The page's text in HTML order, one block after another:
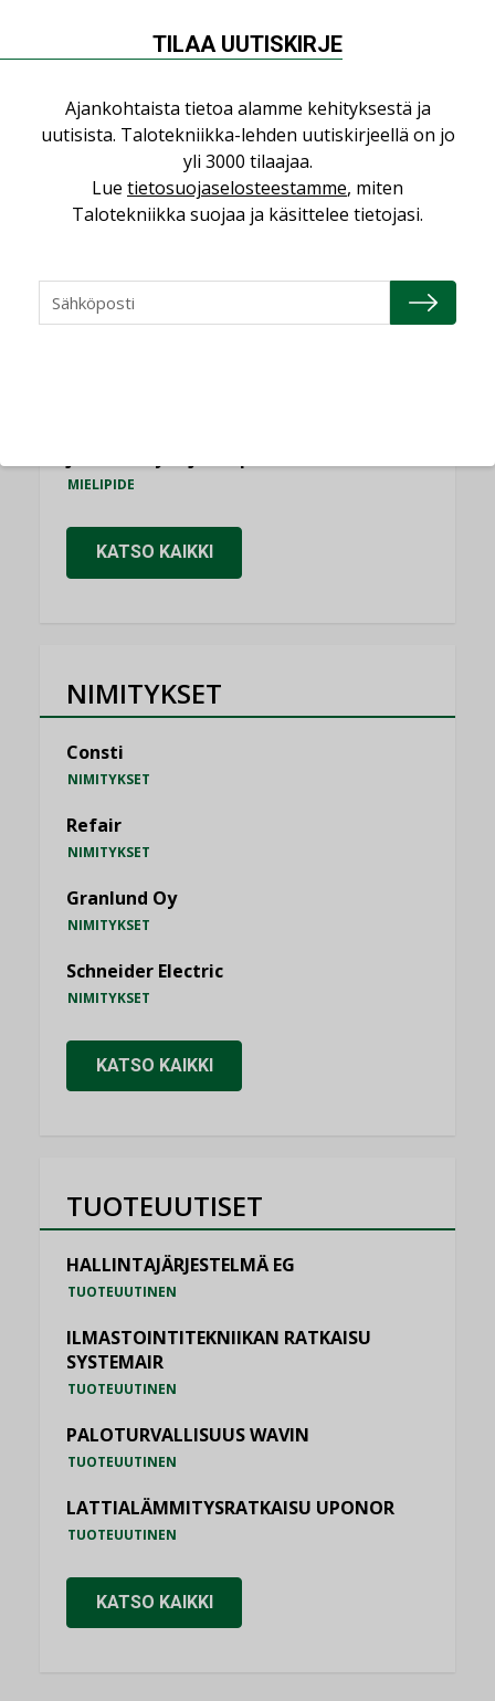
KOLUMNI
Sähköistäminen säästää euroja
KOLUMNI
MIELIPIDE
KATSO KAIKKI
NIMITYKSET
Consti
NIMITYKSET
Refair
NIMITYKSET
Granlund Oy
NIMITYKSET
Schneider Electric
NIMITYKSET
KATSO KAIKKI
TUOTEUUTISET
HALLINTAJÄRJESTELMÄ EG
TUOTEUUTINEN
ILMASTOINTITEKNIIKAN RATKAISU
SYSTEMAIR
TUOTEUUTINEN
PALOTURVALLISUUS WAVIN
TUOTEUUTINEN
LATTIALÄMMITYSRATKAISU UPONOR
TUOTEUUTINEN
KATSO KAIKKI
TILAA UUTISKIRJE
Ajankohtaista tietoa alamme kehityksestä ja
uutisista. Talotekniikka-lehden uutiskirjeellä on jo
yli 3000 tilaajaa.
Lue tietosuojaselosteestamme, miten
Talotekniikka suojaa ja käsittelee tietojasi.